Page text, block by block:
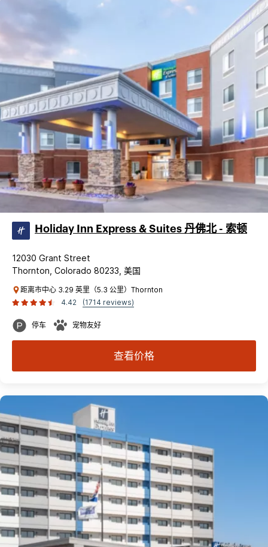
Holiday Inn Express & Suites 丹佛北 - 索顿
12030 Grant Street
Thornton, Colorado 80233, 美国
距离市中心 3.29 英里（5.3 公里）Thornton
4.42
(1714 reviews)
停车 宠物友好
查看价格